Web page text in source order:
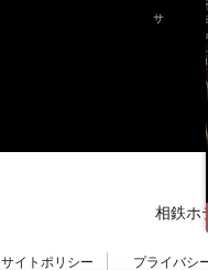
サ
相鉄ホ
サイトポリシー プライバシ